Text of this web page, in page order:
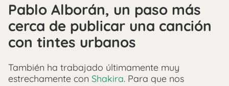
Pablo Alborán, un paso más
cerca de publicar una canción
con tintes urbanos
También ha trabajado últimamente muy
estrechamente con Shakira. Para que nos